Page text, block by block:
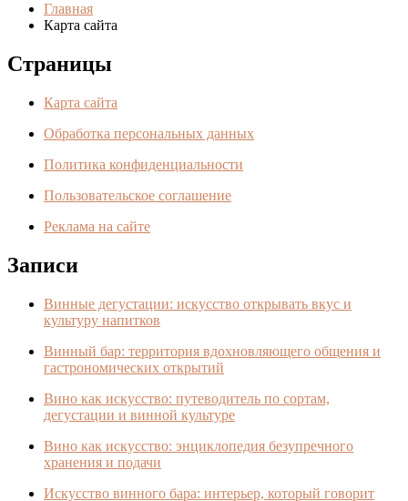
Главная
Карта сайта
Страницы
Карта сайта
Обработка персональных данных
Политика конфиденциальности
Пользовательское соглашение
Реклама на сайте
Записи
Винные дегустации: искусство открывать вкус и
культуру напитков
Винный бар: территория вдохновляющего общения и
гастрономических открытий
Вино как искусство: путеводитель по сортам,
дегустации и винной культуре
Вино как искусство: энциклопедия безупречного
хранения и подачи
Искусство винного бара: интерьер, который говорит